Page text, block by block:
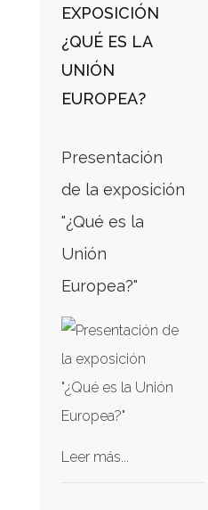
EXPOSICIÓN
¿QUÉ ES LA
UNIÓN
EUROPEA?
Presentación
de la exposición
"¿Qué es la
Unión
Europea?"
Leer más...